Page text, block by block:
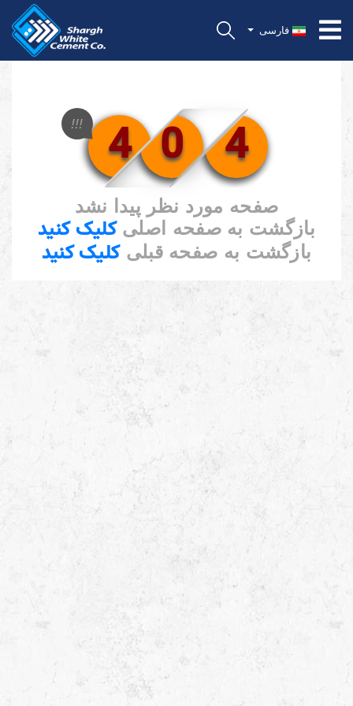
فارسی
4 0 4
!!!
صفحه مورد نظر پیدا نشد
بازگشت به صفحه اصلیکلیک کنید
بازگشت به صفحه قبلیکلیک کنید